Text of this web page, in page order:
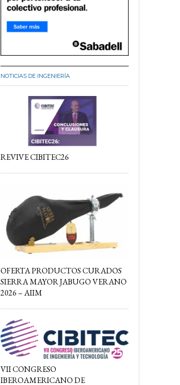
NOTICIAS DE INGENIERÍA
REVIVE CIBITEC26
OFERTA PRODUCTOS CURADOS
SIERRA MAYOR JABUGO VERANO
2026 – AIIM
VII CONGRESO
IBEROAMERICANO DE